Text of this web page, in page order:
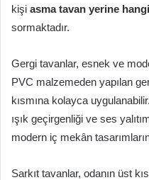
kişi asma tavan yerine
sormaktadır.
Gergi tavanlar, esnek ve
PVC malzemeden yapılan
kısmına kolayca
ışık geçirgenliği ve ses
modern iç mekân
Sarkıt tavanlar, odanın üst